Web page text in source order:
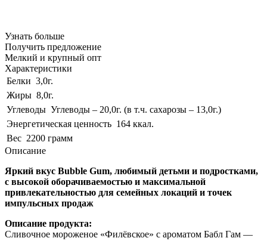
Узнать больше
Получить предложение
Мелкий и крупный опт
Характеристики
Белки 3,0г.
Жиры 8,0г.
Углеводы Углеводы – 20,0г. (в т.ч. сахарозы – 13,0г.)
Энергетическая ценность 164 ккал.
Вес 2200 грамм
Описание
Яркий вкус Bubble Gum, любимый детьми и подростками,
с высокой оборачиваемостью и максимальной
привлекательностью для семейных локаций и точек
импульсных продаж
Описание продукта:
Сливочное мороженое «Филёвское» с ароматом Бабл Гам —